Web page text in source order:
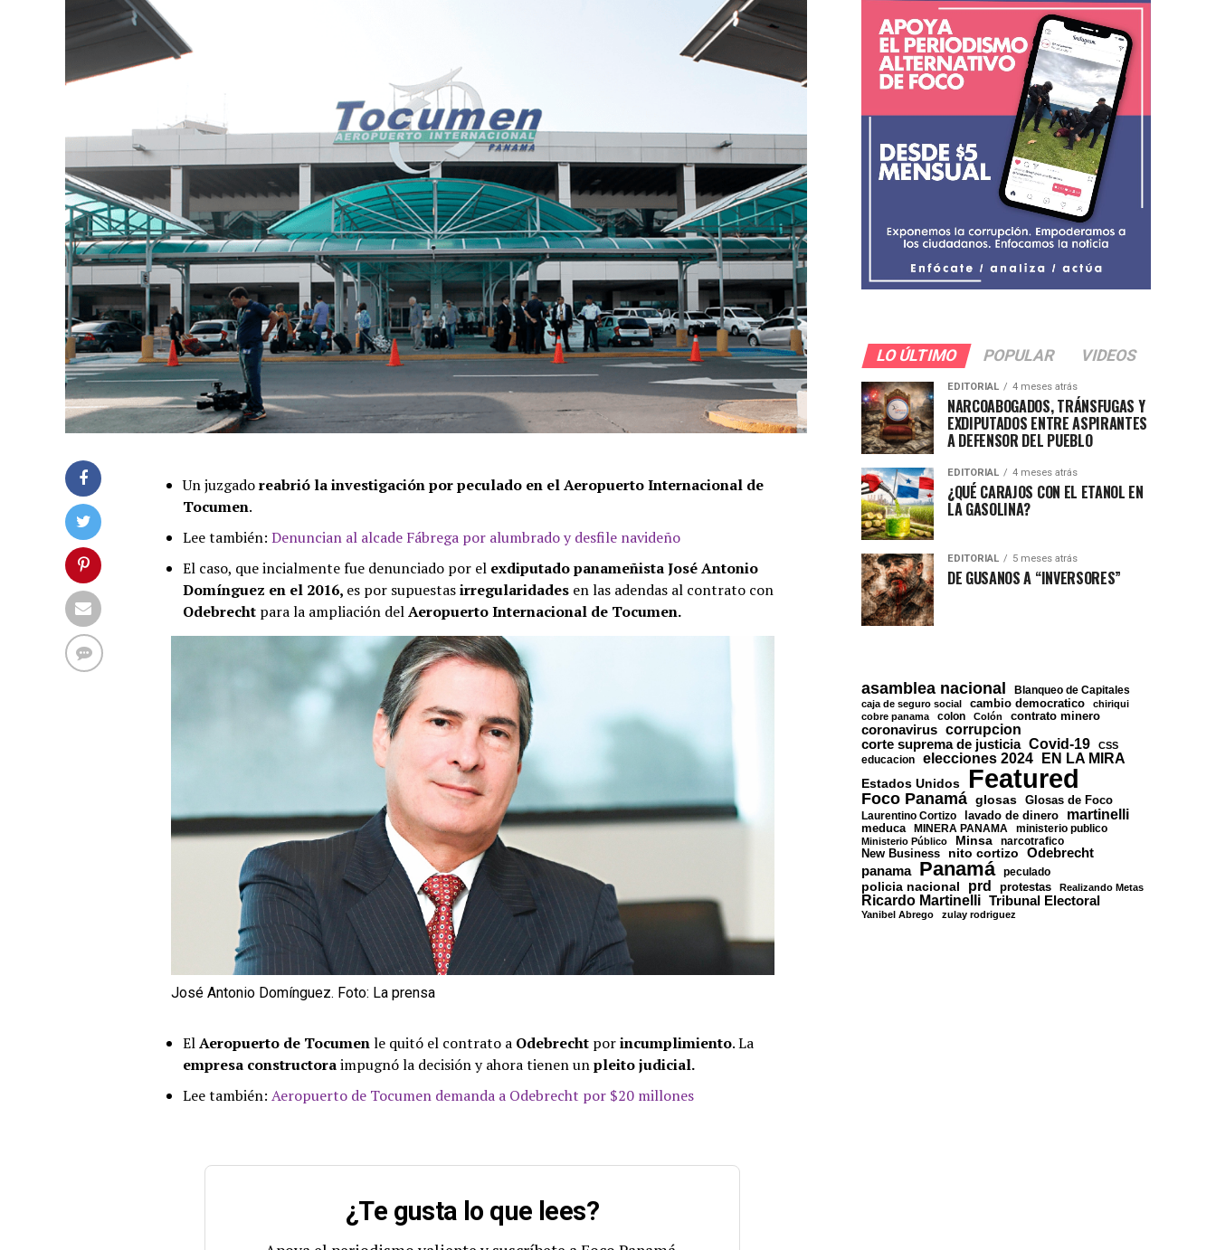
Un juzgadoreabrió la investigación por peculado en el Aeropuerto Internacional de
Tocumen.
Lee también: Denuncian al alcade Fábrega por alumbrado y desfile navideño
El caso, que incialmente fue denunciado por el exdiputado panameñista José Antonio
Domínguez en el 2016, es por supuestasirregularidades en las adendas al contrato con
Odebrecht para la ampliación delAeropuerto Internacional de Tocumen.
José Antonio Domínguez. Foto: La prensa
ElAeropuerto de Tocumenle quitó el contrato a Odebrecht porincumplimiento. La
empresa constructoraimpugnó la decisión y ahora tienen unpleito judicial.
Lee también: Aeropuerto de Tocumen demanda a Odebrecht por $20 millones
¿Te gusta lo que lees?
LO ÚLTIMO POPULAR VIDEOS
EDITORIAL 4 meses atrás
NARCOABOGADOS, TRÁNSFUGAS Y
EXDIPUTADOS ENTRE ASPIRANTES
A DEFENSOR DEL PUEBLO
EDITORIAL 4 meses atrás
¿QUÉ CARAJOS CON EL ETANOL EN
LA GASOLINA?
EDITORIAL 5 meses atrás
DE GUSANOS A “INVERSORES”
asamblea nacional Blanqueo de Capitales
caja de seguro social cambio democratico
chiriqui
cobre panama
colon Colón contrato minero
coronavirus corrupcion
corte suprema de justicia Covid-19 CSS
educacion elecciones 2024 EN LA MIRA
Estados Unidos Featured
Foco Panamá glosas Glosas de Foco
Laurentino Cortizo lavado de dinero martinelli
meduca MINERA PANAMA ministerio publico
Ministerio Público Minsa
narcotrafico
New Business
nito cortizo Odebrecht
panama Panamá peculado
policia nacional prd protestas Realizando Metas
Ricardo Martinelli Tribunal Electoral
Yanibel Abrego zulay rodriguez